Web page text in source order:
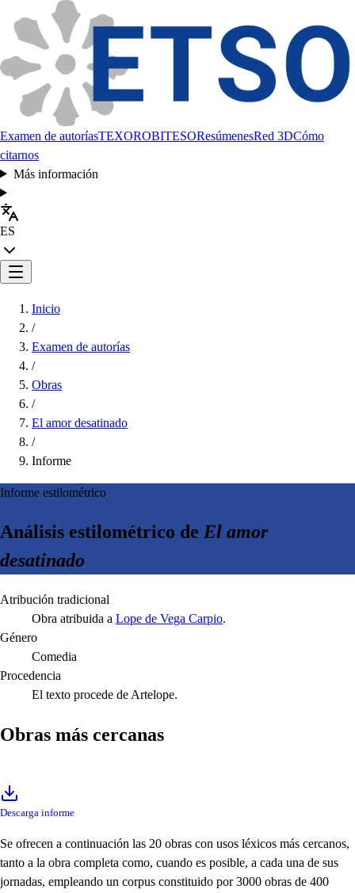
Examen de autoríasTEXOROBITESOResúmenesRed 3DCómo
citarnos
Más información
ES
Inicio
/
Examen de autorías
/
Obras
/
El amor desatinado
/
Informe
Informe estilométrico
Análisis estilométrico de El amor
desatinado
Atribución tradicional
Obra atribuida a Lope de Vega Carpio.
Género
Comedia
Procedencia
El texto procede de Artelope.
Obras más cercanas
Descarga informe
Se ofrecen a continuación las 20 obras con usos léxicos más cercanos,
tanto a la obra completa como, cuando es posible, a cada una de sus
jornadas, empleando un corpus constituido por 3000 obras de 400